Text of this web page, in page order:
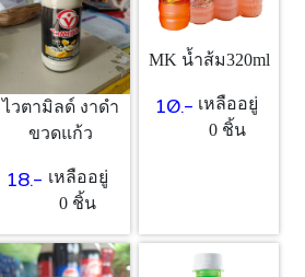
ไวตามิลด์ งาดำ
ขวดแก้ว
18.- เหลืออยู่
0 ชิ้น
MK น้ำส้ม320ml
10.- เหลืออยู่
0 ชิ้น